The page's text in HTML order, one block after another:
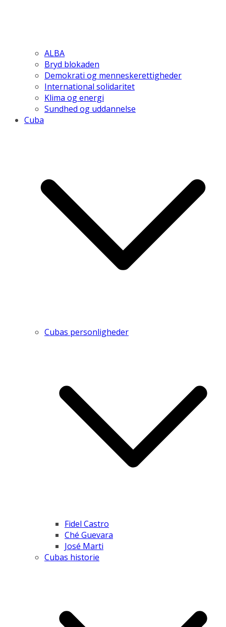
ALBA
Bryd blokaden
Demokrati og menneskerettigheder
International solidaritet
Klima og energi
Sundhed og uddannelse
Cuba
Cubas personligheder
Fidel Castro
Ché Guevara
José Marti
Cubas historie